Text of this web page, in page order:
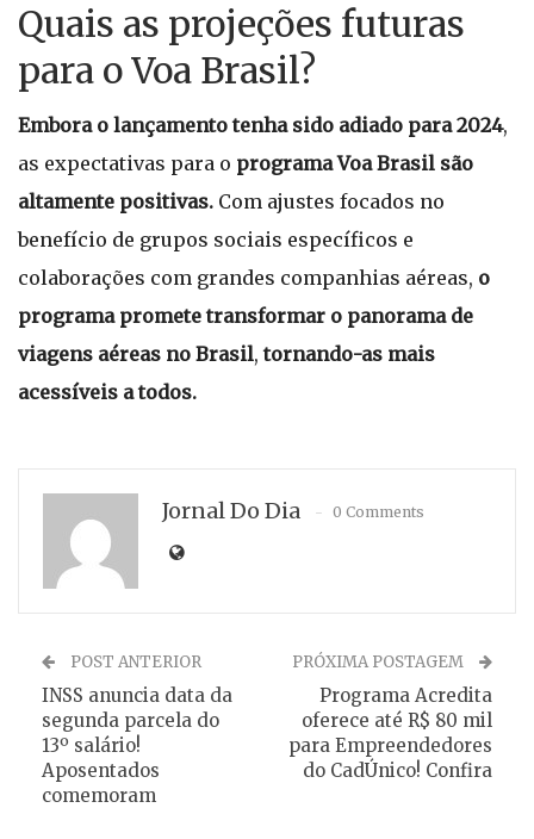
Quais as projeções futuras
para o Voa Brasil?
Embora o lançamento tenha sido adiado para 2024,
as expectativas para o programa Voa Brasil são
altamente positivas. Com ajustes focados no
benefício de grupos sociais específicos e
colaborações com grandes companhias aéreas, o
programa promete transformar o panorama de
viagens aéreas no Brasil,tornando-as mais
acessíveis a todos.
Jornal Do Dia 0 Comments
POST ANTERIOR
INSS anuncia data da
segunda parcela do
13º salário!
Aposentados
comemoram
PRÓXIMA POSTAGEM
Programa Acredita
oferece até R$ 80 mil
para Empreendedores
do CadÚnico! Confira